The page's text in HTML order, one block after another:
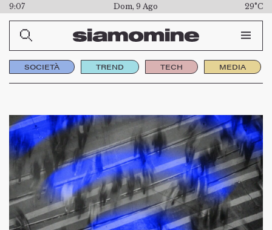
9:07 Dom, 9 Ago 29°C
SOCIETÀ TREND TECH MEDIA